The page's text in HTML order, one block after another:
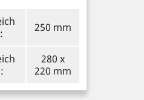
250 mm
280 x
220 mm